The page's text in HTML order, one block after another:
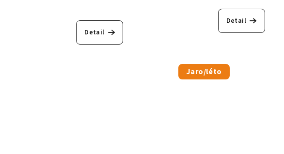
Detail
Detail
Jaro/léto